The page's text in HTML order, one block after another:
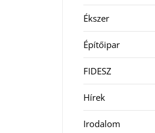
Ékszer
Építőipar
FIDESZ
Hírek
Irodalom